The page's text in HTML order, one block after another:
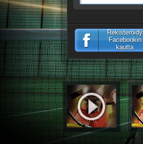
Rekisteröidy
Facebookin
kautta